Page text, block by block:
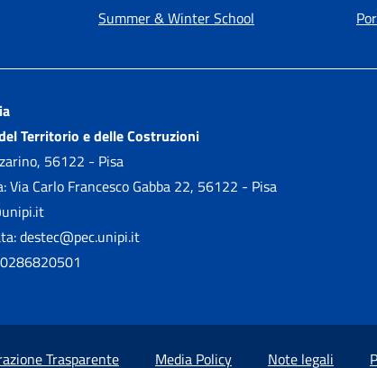
Summer & Winter School
Territorio e delle Costruzioni
56122 - Pisa
Carlo Francesco Gabba 22, 56122 - Pisa
destec@pec.unipi.it
Trasparente Media Policy Note legali